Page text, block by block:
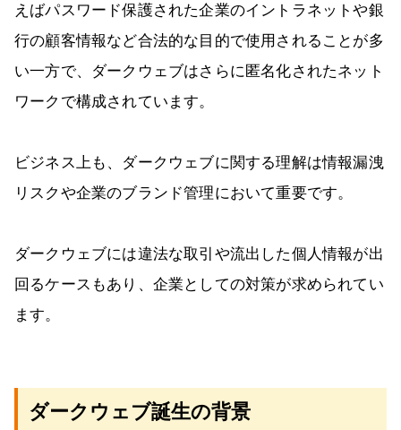
えばパスワード保護された企業のイントラネットや銀
行の顧客情報など合法的な目的で使用されることが多
い一方で、ダークウェブはさらに匿名化されたネット
ワークで構成されています。
ビジネス上も、ダークウェブに関する理解は情報漏洩
リスクや企業のブランド管理において重要です。
ダークウェブには違法な取引や流出した個人情報が出
回るケースもあり、企業としての対策が求められてい
ます。
ダークウェブ誕生の背景